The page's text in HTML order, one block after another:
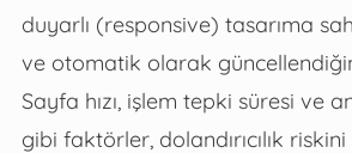
duyarlı (responsive) tasarıma
ve otomatik olarak
Sayfa hızı, işlem tepki süresi ve
gibi faktörler, dolandırıcılık